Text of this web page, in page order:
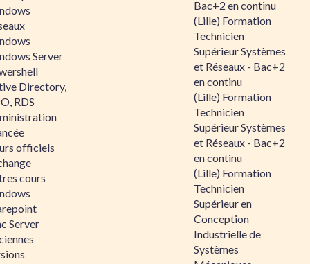
Server
Directory,
RDS
officiels
cours
Server
Bac+2 en continu
(Lille) Formation
Technicien
Supérieur Systèmes
et Réseaux - Bac+2
en continu
(Lille) Formation
Technicien
Supérieur Systèmes
et Réseaux - Bac+2
en continu
(Lille) Formation
Technicien
Supérieur en
Conception
Industrielle de
Systèmes